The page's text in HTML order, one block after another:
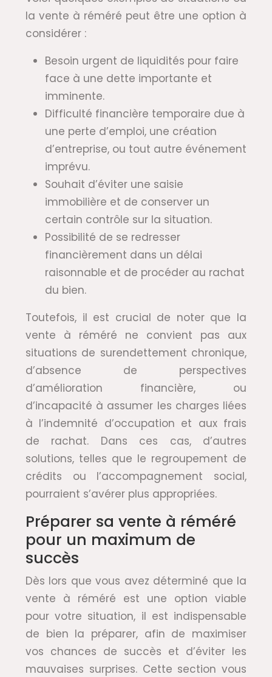
la vente à réméré peut être une option à
considérer :
Besoin urgent de liquidités pour faire
face à une dette importante et
imminente.
Difficulté financière temporaire due à
une perte d’emploi, une création
d’entreprise, ou tout autre événement
imprévu.
Souhait d’éviter une saisie
immobilière et de conserver un
certain contrôle sur la situation.
Possibilité de se redresser
financièrement dans un délai
raisonnable et de procéder au rachat
du bien.
Toutefois, il est crucial de noter que la
vente à réméré ne convient pas aux
situations de surendettement chronique,
d’absence de perspectives
d’amélioration financière, ou
d’incapacité à assumer les charges liées
à l’indemnité d’occupation et aux frais
de rachat. Dans ces cas, d’autres
solutions, telles que le regroupement de
crédits ou l’accompagnement social,
pourraient s’avérer plus appropriées.
Préparer sa vente à réméré
pour un maximum de
succès
Dès lors que vous avez déterminé que la
vente à réméré est une option viable
pour votre situation, il est indispensable
de bien la préparer, afin de maximiser
vos chances de succès et d’éviter les
mauvaises surprises. Cette section vous